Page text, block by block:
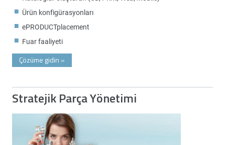
Ürün konfigürasyonları
ePRODUCTplacement
Fuar faaliyeti
Çözüme gidin »
Stratejik Parça Yönetimi